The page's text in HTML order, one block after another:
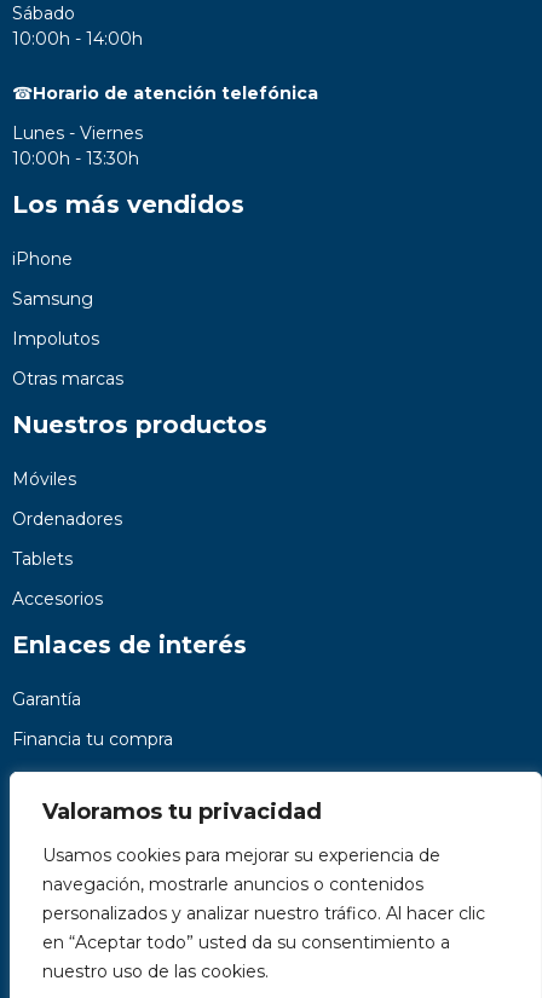
Valoramos tu privacidad
Usamos cookies para mejorar su experiencia de
navegación, mostrarle anuncios o contenidos
personalizados y analizar nuestro tráfico. Al hacer clic
en “Aceptar todo” usted da su consentimiento a
nuestro uso de las cookies.
Sábado
10:00h - 14:00h
☎Horario de atención telefónica
Lunes - Viernes
10:00h - 13:30h
Los más vendidos
iPhone
Samsung
Impolutos
Otras marcas
Nuestros productos
Móviles
Ordenadores
Tablets
Accesorios
Enlaces de interés
Garantía
Financia tu compra
Preguntas frecuentes
Nosotros
Contacto
Páginas legales
Kit Digital